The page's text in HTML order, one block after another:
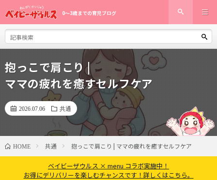
0〜3歳までの育児ブログ
抱っこで肩こり |
ママの疲れを癒すセルフケア
2026.07.06 共通
HOME 共通 抱っこで肩こり | ママの疲れを癒すセルフケア
ベイビーザウルス × menu コラボ実施中！
お得にデリバリーを楽しむチャンスです！詳しくはこちら。